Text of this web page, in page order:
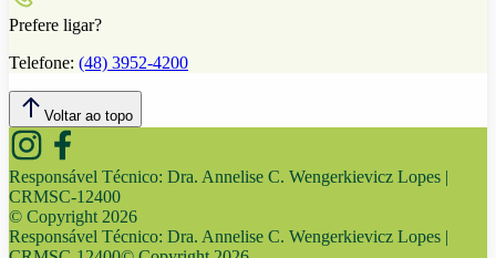
Prefere ligar?
Telefone: (48) 3952-4200
Voltar ao topo
Responsável Técnico: Dra. Annelise C. Wengerkievicz Lopes |
CRMSC-12400
© Copyright 2026
Responsável Técnico: Dra. Annelise C. Wengerkievicz Lopes |